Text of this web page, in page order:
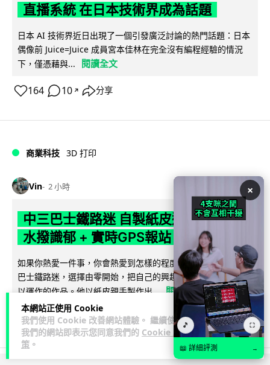
本網站正使用 Cookie
我們使用 Cookie 改善網站體驗。 繼續使用
我們的網站即表示您同意我們的 Cookie 政
策 。
直播系統 在日本技術界成為話題
日本 AI 技術界近日出現了一個引發廣泛討論的熱門話題：日本
偶像前 Juice=Juice 成員宮本佳林在完全沒有編程經驗的情況
下，僅憑藉與...
閱讀全文
164 10 ↗ 分享
商業科技 3D 打印
Vin 2 小時
中三巴士鐵路迷 自製紙皮遙控巴士 門,
水撥識郁 + 實時GPS報站
如果你熱愛一件事，你會熱愛到怎樣的程度？一位就讀中三的
巴士鐵路迷，選擇由零開始，把自己的興趣一步步變成真正可
以運作的作品。他以紙皮親手製作出... 閱讀全文
243 12 ↗ 分享
×
🎵 ⛶
📖 詳細評測 →